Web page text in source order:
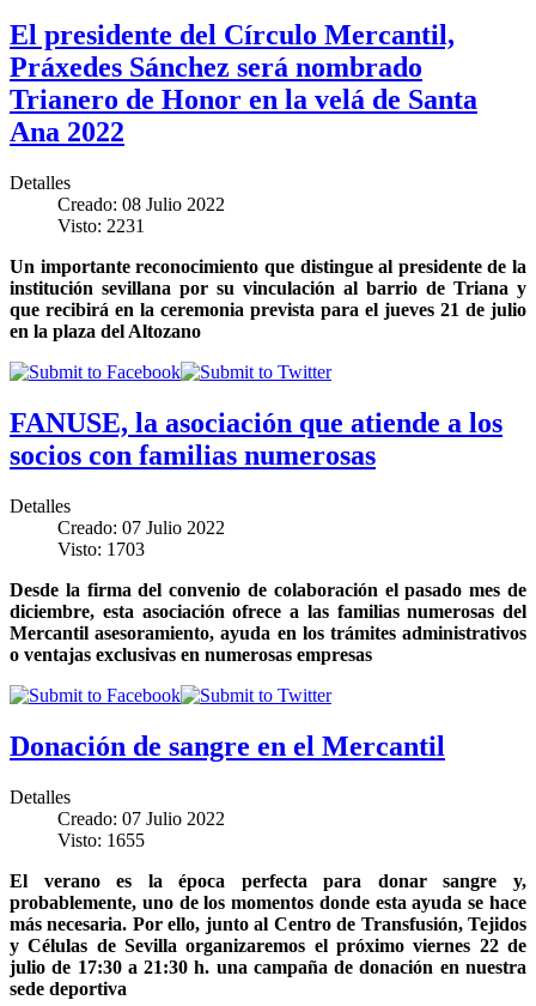
El presidente del Círculo Mercantil,
Práxedes Sánchez será nombrado
Trianero de Honor en la velá de Santa
Ana 2022
Detalles
Creado: 08 Julio 2022
Visto: 2231
Un importante reconocimiento que distingue al presidente de la
institución sevillana por su vinculación al barrio de Triana y
que recibirá en la ceremonia prevista para el jueves 21 de julio
en la plaza del Altozano
FANUSE, la asociación que atiende a los
socios con familias numerosas
Detalles
Creado: 07 Julio 2022
Visto: 1703
Desde la firma del convenio de colaboración el pasado mes de
diciembre, esta asociación ofrece a las familias numerosas del
Mercantil asesoramiento, ayuda en los trámites administrativos
o ventajas exclusivas en numerosas empresas
Donación de sangre en el Mercantil
Detalles
Creado: 07 Julio 2022
Visto: 1655
El verano es la época perfecta para donar sangre y,
probablemente, uno de los momentos donde esta ayuda se hace
más necesaria. Por ello, junto al Centro de Transfusión, Tejidos
y Células de Sevilla organizaremos el próximo viernes 22 de
julio de 17:30 a 21:30 h. una campaña de donación en nuestra
sede deportiva